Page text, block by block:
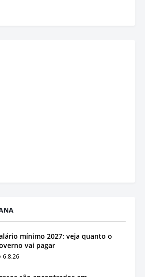
mínimo 2027: veja quanto o
vai pagar
6.8.26